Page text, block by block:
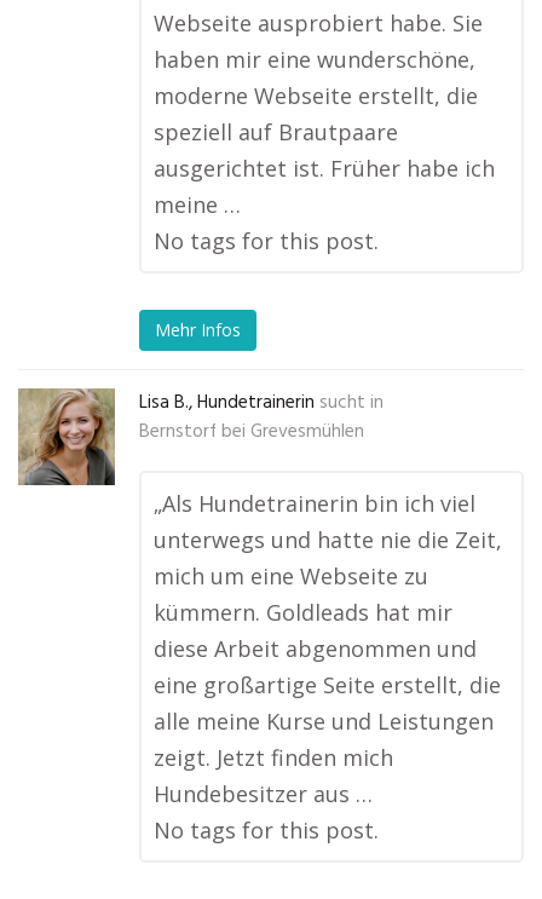
Webseite ausprobiert habe. Sie
haben mir eine wunderschöne,
moderne Webseite erstellt, die
speziell auf Brautpaare
ausgerichtet ist. Früher habe ich
meine …
No tags for this post.
Mehr Infos
Lisa B., Hundetrainerin sucht in
Bernstorf bei Grevesmühlen
„Als Hundetrainerin bin ich viel
unterwegs und hatte nie die Zeit,
mich um eine Webseite zu
kümmern. Goldleads hat mir
diese Arbeit abgenommen und
eine großartige Seite erstellt, die
alle meine Kurse und Leistungen
zeigt. Jetzt finden mich
Hundebesitzer aus …
No tags for this post.